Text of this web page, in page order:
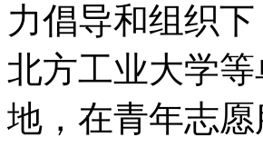
力倡导和组织
北方工业大学
地，在青年志